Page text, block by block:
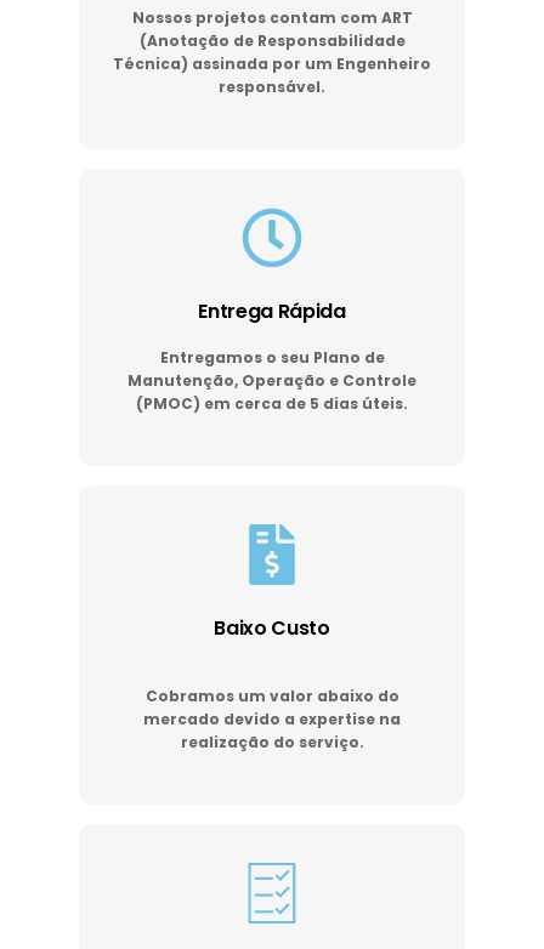
Nossos projetos contam com ART
(Anotação de Responsabilidade
Técnica) assinada por um Engenheiro
responsável.
Entrega Rápida
Entregamos o seu Plano de
Manutenção, Operação e Controle
(PMOC) em cerca de 5 dias úteis.
Baixo Custo
Cobramos um valor abaixo do
mercado devido a expertise na
realização do serviço.